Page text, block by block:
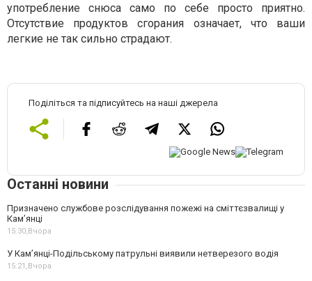
употребление снюса само по себе просто приятно.
Отсутствие продуктов сгорания означает, что ваши
легкие не так сильно страдают.
Поділіться та підписуйтесь на наші джерела
Останні новини
Призначено службове розслідування пожежі на сміттєзвалищі у
Кам’янці
15:30, Вчора
У Кам’янці-Подільському патрульні виявили нетверезого водія
15:21, Вчора